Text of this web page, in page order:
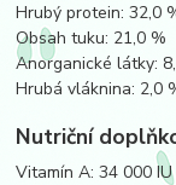
Hrubý protein: 32,0
Obsah tuku: 21,0 %
Anorganické látky:
Hrubá vláknina: 2,0
Nutriční
Vitamín A: 34 000 IU